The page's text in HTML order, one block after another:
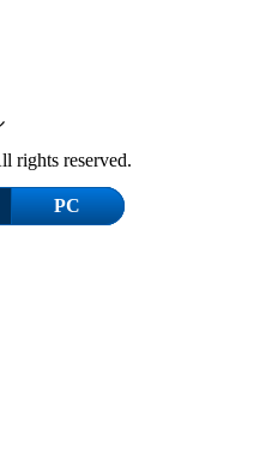
rights reserved.
PC